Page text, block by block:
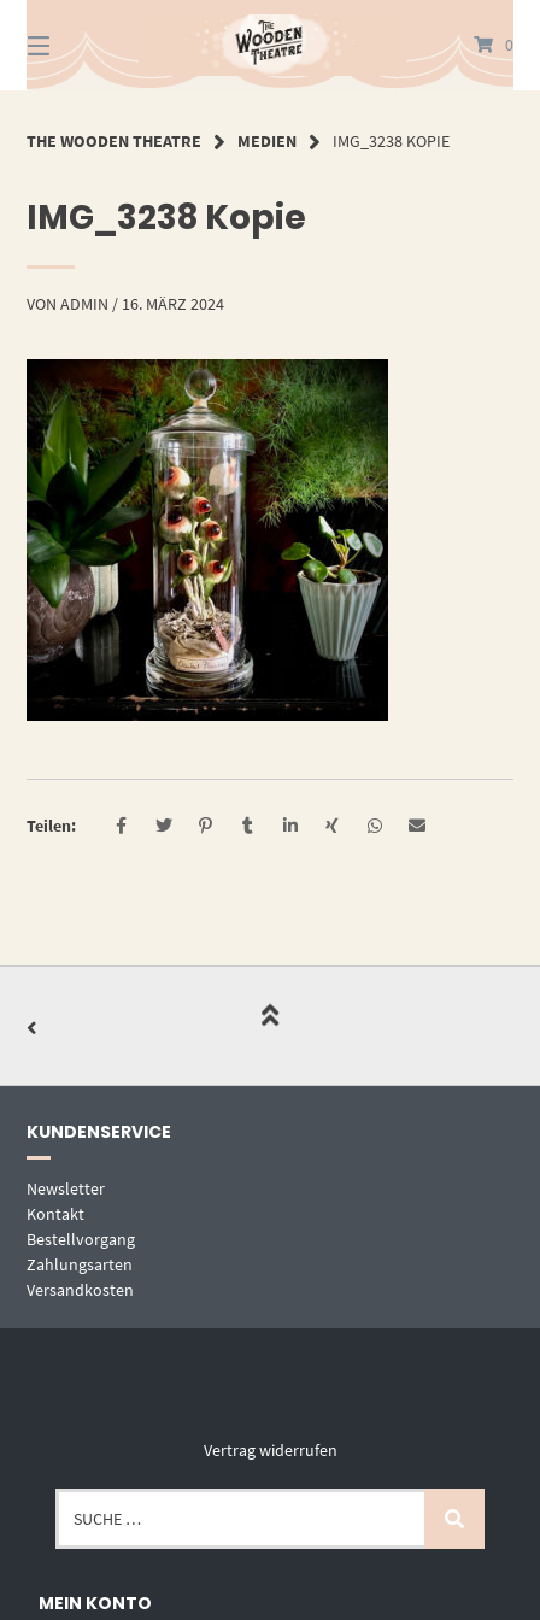
zum
Inhalt
0
THE WOODEN THEATRE MEDIEN IMG_3238 KOPIE
IMG_3238 Kopie
VONADMIN / 16. MÄRZ 2024
Teilen:
KUNDENSERVICE
Newsletter
Kontakt
Bestellvorgang
Zahlungsarten
Versandkosten
Vertrag widerrufen
MEIN KONTO